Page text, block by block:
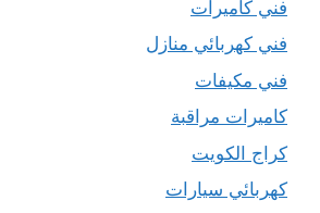
فني كاميرات
فني كهربائي منازل
فني مكيفات
كاميرات مراقبة
كراج الكويت
كهربائي سيارات